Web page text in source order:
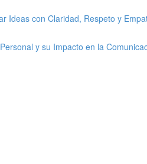
Ideas con Claridad, Respeto y
y su Impacto en la